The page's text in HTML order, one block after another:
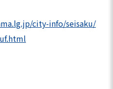
city-info/seisaku/